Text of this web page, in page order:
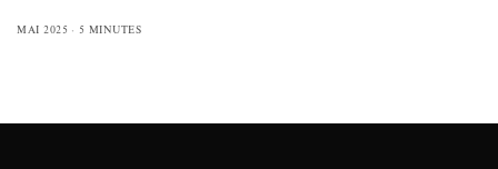
MAI 2025 5 MINUTES